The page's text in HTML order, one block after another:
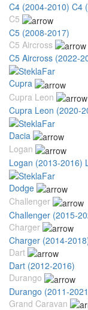
C4 (2004-2010) C4
C5
C5 (2008-2017)
C5 Aircross
C5 Aircross (2022-
Cupra
Cupra Leon
Cupra Leon (2020-
Dacia
Logan
Logan (2013-2016)
Dodge
Challenger
Challenger (2015-
Charger
Charger (2014-
Dart
Dart (2012-2016)
Durango
Durango (2011-
Grand Caravan